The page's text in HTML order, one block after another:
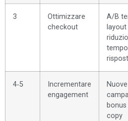
3
Ottimizzare
checkout
A/B
layout
4‑5
Incrementare
engagement
Nuove
copy